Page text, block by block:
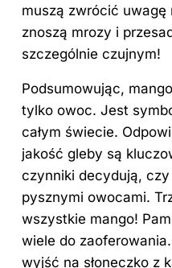
muszą zwrócić uwagę
znoszą mrozy i
szczególnie czujnym!
Podsumowując,
tylko owoc. Jest
całym świecie.
jakość gleby są
czynniki decydują,
pysznymi owocami.
wszystkie mango!
wiele do
wyjść na słoneczko z